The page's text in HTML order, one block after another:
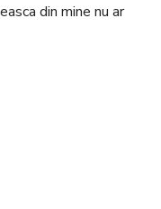
din mine nu ar